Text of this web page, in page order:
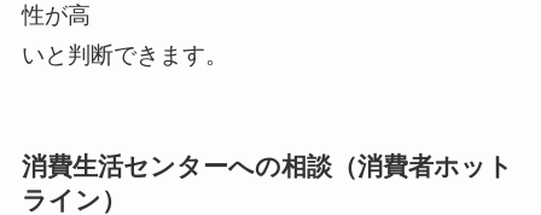
性が高
いと判断できます。
消費生活センターへの相談（消費者ホット
ライン）